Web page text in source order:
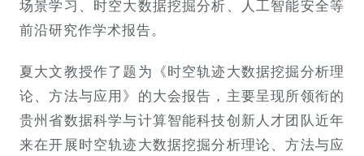
场景学习、时空大数据挖掘分析、人工智能安全等
前沿研究作学术报告。
夏大文教授作了题为《时空轨迹大数据挖掘分析理
论、方法与应用》的大会报告，主要呈现所领衔的
贵州省数据科学与计算智能科技创新人才团队近年
来在开展时空轨迹大数据挖掘分析理论、方法与应